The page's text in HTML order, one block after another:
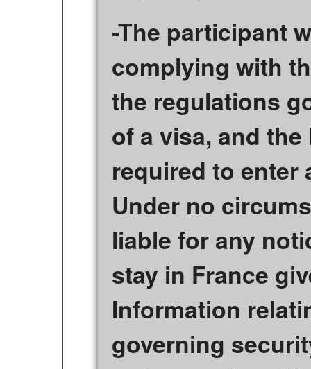
-The participant
complying with
the regulations
of a visa, and
required to enter
Under no
liable for any
stay in France
Information
governing